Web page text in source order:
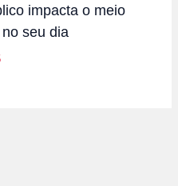
impacta o meio
seu dia